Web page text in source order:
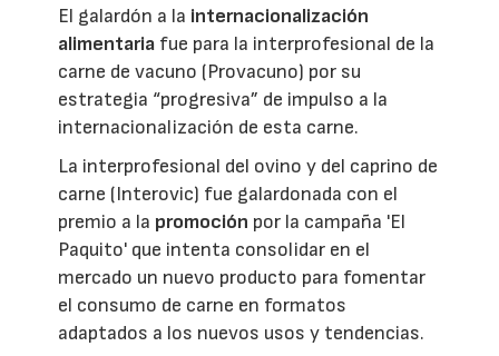
El galardón a la internacionalización
alimentaria fue para la interprofesional de la
carne de vacuno (Provacuno) por su
estrategia “progresiva” de impulso a la
internacionalización de esta carne.
La interprofesional del ovino y del caprino de
carne (Interovic) fue galardonada con el
premio a la promoción por la campaña 'El
Paquito' que intenta consolidar en el
mercado un nuevo producto para fomentar
el consumo de carne en formatos
adaptados a los nuevos usos y tendencias.